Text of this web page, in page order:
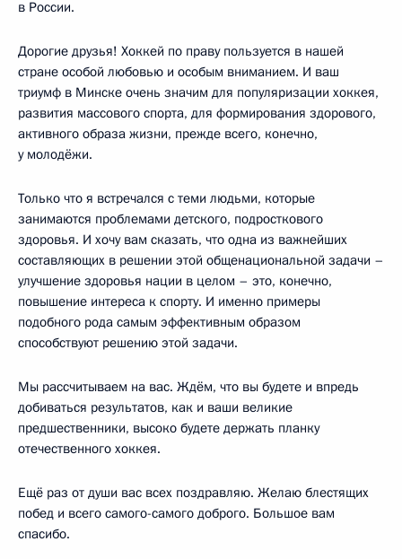
в России.
Дорогие друзья! Хоккей по праву пользуется в нашей
стране особой любовью и особым вниманием. И ваш
триумф в Минске очень значим для популяризации хоккея,
развития массового спорта, для формирования здорового,
активного образа жизни, прежде всего, конечно,
у молодёжи.
Только что я встречался с теми людьми, которые
занимаются проблемами детского, подросткового
здоровья. И хочу вам сказать, что одна из важнейших
составляющих в решении этой общенациональной задачи –
улучшение здоровья нации в целом – это, конечно,
повышение интереса к спорту. И именно примеры
подобного рода самым эффективным образом
способствуют решению этой задачи.
Мы рассчитываем на вас. Ждём, что вы будете и впредь
добиваться результатов, как и ваши великие
предшественники, высоко будете держать планку
отечественного хоккея.
Ещё раз от души вас всех поздравляю. Желаю блестящих
побед и всего самого-самого доброго. Большое вам
спасибо.